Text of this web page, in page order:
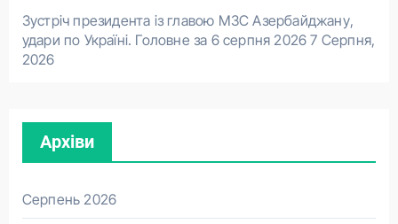
Зустріч президента із главою МЗС Азербайджану,
удари по Україні. Головне за 6 серпня 2026 7 Серпня,
2026
Архіви
Серпень 2026